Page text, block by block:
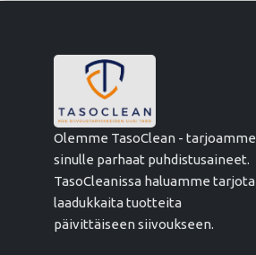
Olemme TasoClean - tarjoamme
sinulle parhaat puhdistusaineet.
TasoCleanissa haluamme tarjota
laadukkaita tuotteita
päivittäiseen siivoukseen.